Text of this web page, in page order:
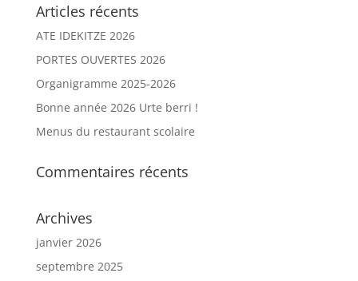
Articles récents
ATE IDEKITZE 2026
PORTES OUVERTES 2026
Organigramme 2025-2026
Bonne année 2026 Urte berri !
Menus du restaurant scolaire
Commentaires récents
Archives
janvier 2026
septembre 2025